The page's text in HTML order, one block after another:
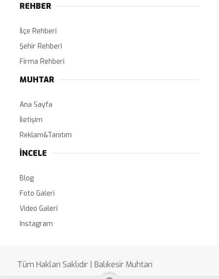
REHBER
İlçe Rehberi
Şehir Rehberi
Firma Rehberi
MUHTAR
Ana Sayfa
İletişim
Reklam&Tanıtım
İNCELE
Blog
Foto Galeri
Video Galeri
Instagram
Tüm Hakları Saklıdır | Balıkesir Muhtarı